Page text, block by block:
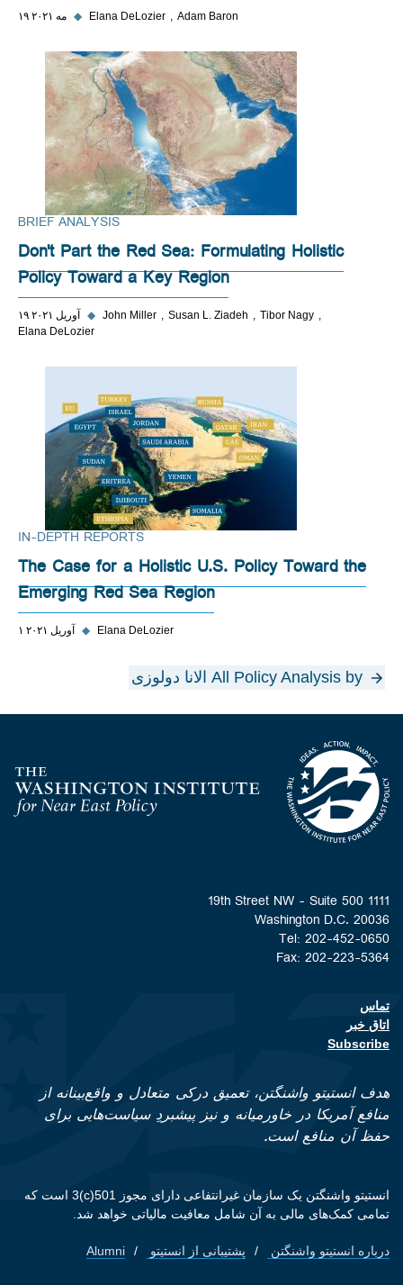
۱۹ مه ۲۰۲۱ ◆ Elana DeLozier Adam Baron
BRIEF ANALYSIS
Don't Part the Red Sea: Formulating Holistic
Policy Toward a Key Region
۱۹ آوریل ۲۰۲۱ ◆ John Miller Susan L. Ziadeh
Tibor Nagy
Elana DeLozier
IN-DEPTH REPORTS
The Case for a Holistic U.S. Policy Toward the
Emerging Red Sea Region
۱ آوریل ۲۰۲۱ ◆ Elana DeLozier
All Policy Analysis by الانا دو‌لوزی
Homepage
1111 19th Street NW - Suite 500
Washington D.C. 20036
Tel: 202-452-0650
Fax: 202-223-5364
Footer contact links
تماس
اتاق خبر
Subscribe
هدف انستیتو واشنگتن، تعمیق درکی متعادل و واقع‌بینانه از
منافع آمریکا در خاورمیانه و نیز پیشبردِ سیاست‌هایی برای
حفظ آن منافع است.
انستیتو واشنگتن یک سازمان غیرانتفاعی دارای مجوز 501(c)3 است که
تمامی کمک‌های مالی به آن شامل معافیت مالیاتی خواهد شد.
Footer quick links
درباره انستیتو واشنگتن پشتیبانی از انستیتو Alumni